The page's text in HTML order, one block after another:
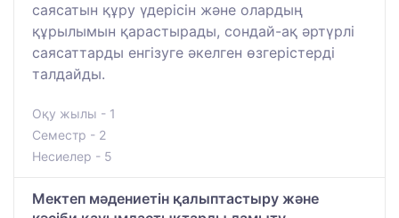
саясатын құру үдерісін және олардың
құрылымын қарастырады, сондай-ақ әртүрлі
саясаттарды енгізуге әкелген өзгерістерді
талдайды.
Оқу жылы - 1
Семестр - 2
Несиелер - 5
Мектеп мәдениетін қалыптастыру және